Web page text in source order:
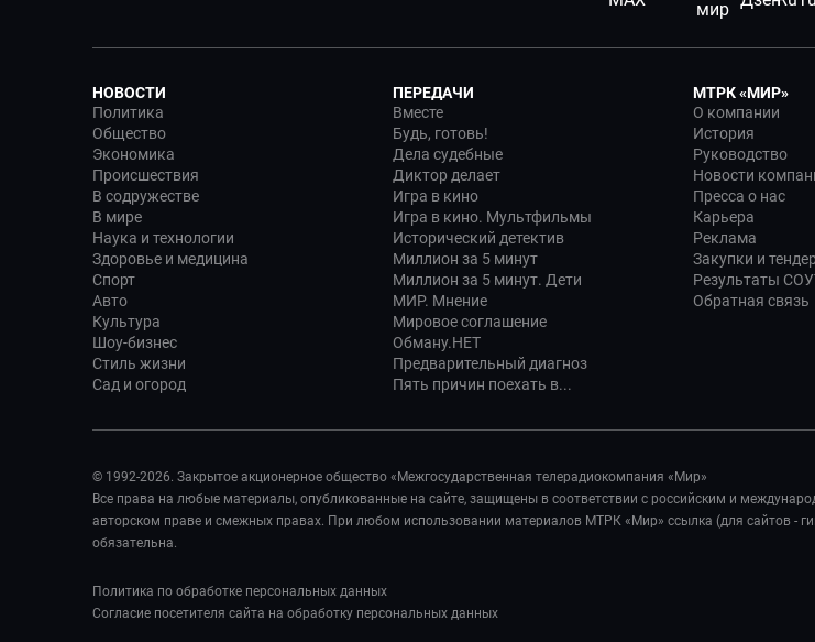
НОВОСТИ
Политика
Общество
Экономика
Происшествия
В содружестве
В мире
Наука и технологии
Здоровье и медицина
Спорт
Авто
Культура
Шоу-бизнес
Стиль жизни
Сад и огород
ПЕРЕДАЧИ
Вместе
Будь, готовь!
Дела судебные
Диктор делает
Игра в кино
Игра в кино. Мультфильмы
Исторический детектив
Миллион за 5 минут
Миллион за 5 минут. Дети
МИР. Мнение
Мировое соглашение
Обману.НЕТ
Предварительный диагноз
Пять причин поехать в...
МТРК «МИР»
О компании
История
Руководство
Новости
Пресса о нас
Карьера
Реклама
Закупки и
Результаты
Обратная связь
© 1992-2026. Закрытое акционерное общество «Межгосударственная телерадиокомпания «Мир»
Все права на любые материалы, опубликованные на сайте, защищены в соответствии с российским и
авторском праве и смежных правах. При любом использовании материалов МТРК «Мир» ссылка (для сайтов -
обязательна.
Политика по обработке персональных данных
Согласие посетителя сайта на обработку персональных данных